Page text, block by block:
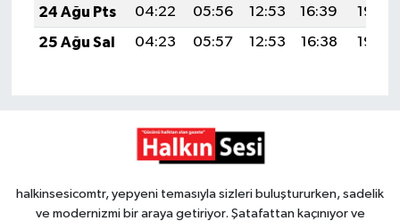
24 Ağu Pts
04:22 05:56 12:53 16:39
19:40
25 Ağu Sal
04:23 05:57 12:53 16:38 19:39
halkinsesicomtr, yepyeni temasıyla sizleri buluştururken, sadelik
ve modernizmi bir araya getiriyor. Şatafattan kaçınıyor ve